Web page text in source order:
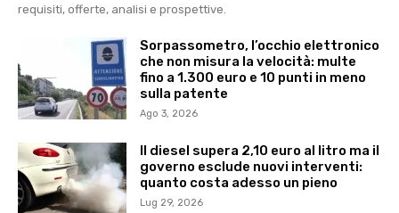
requisiti, offerte, analisi e prospettive.
Sorpassometro, l’occhio elettronico
che non misura la velocità: multe
fino a 1.300 euro e 10 punti in meno
sulla patente
Ago 3, 2026
Il diesel supera 2,10 euro al litro ma il
governo esclude nuovi interventi:
quanto costa adesso un pieno
Lug 29, 2026